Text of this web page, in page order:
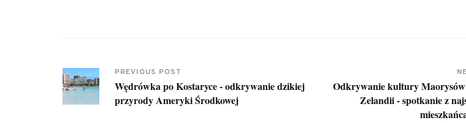
PREVIOUS POST
Wędrówka po Kostaryce - odkrywanie dzikiej
przyrody Ameryki Środkowej
Odkrywanie kultury
Zelandii - spotkanie z